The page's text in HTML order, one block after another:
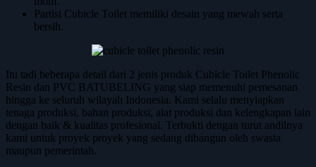
Partisi Cubicle Toilet memiliki desain yang mewah serta
bersih.
Itu tadi beberapa detail dari 2 jenis produk Cubicle Toilet Phenolic
Resin dan PVC BATUBELING yang siap memenuhi pemesanan
hingga ke seluruh wilayah Indonesia. Kami selalu menyiapkan
tenaga produksi, bahan produksi, alat produksi dan kelengkapan lain
dengan baik & kualitas profesional. Terbukti dengan turut andilnya
kami untuk proyek proyek yang sedang dibangun oleh swasta
maupun pemerintah.